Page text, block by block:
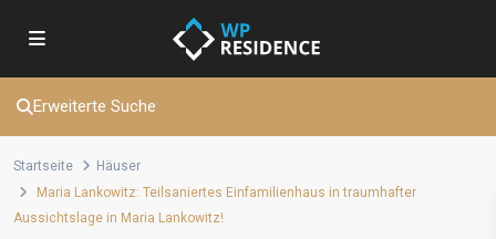
Erweiterte Suche
Startseite
Häuser
Maria Lankowitz: Teilsaniertes Einfamilienhaus in traumhafter
Aussichtslage in Maria Lankowitz!